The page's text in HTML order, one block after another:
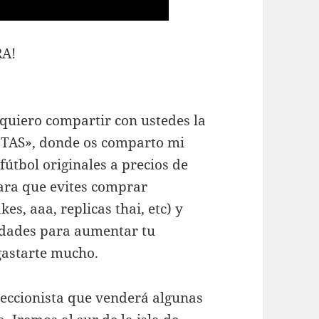
compartir con ustedes la
donde os comparto mi
originales a precios de
que evites comprar
aaa, replicas thai, etc) y
para aumentar tu
mucho.
que venderá algunas